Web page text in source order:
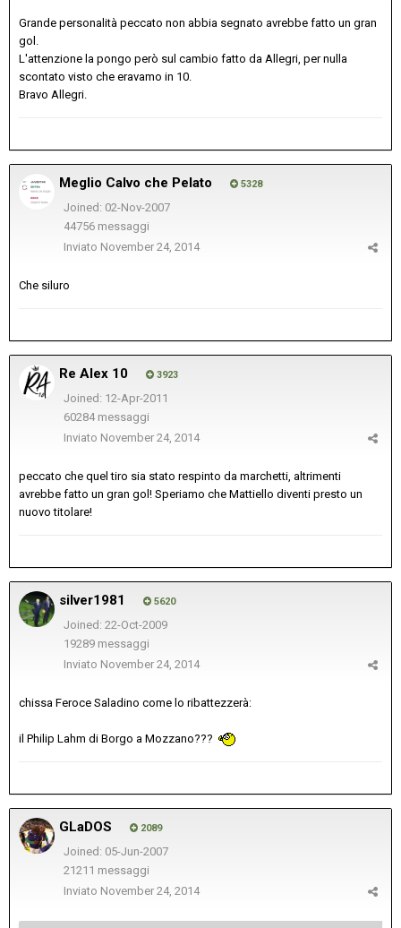
Grande personalità peccato non abbia segnato avrebbe fatto un gran
gol.
L'attenzione la pongo però sul cambio fatto da Allegri, per nulla
scontato visto che eravamo in 10.
Bravo Allegri.
Meglio Calvo che Pelato 5328
Joined: 02-Nov-2007
44756 messaggi
Inviato November 24, 2014
Che siluro
Re Alex 10 3923
Joined: 12-Apr-2011
60284 messaggi
Inviato November 24, 2014
peccato che quel tiro sia stato respinto da marchetti, altrimenti
avrebbe fatto un gran gol! Speriamo che Mattiello diventi presto un
nuovo titolare!
silver1981 5620
Joined: 22-Oct-2009
19289 messaggi
Inviato November 24, 2014
chissa Feroce Saladino come lo ribattezzerà:
il Philip Lahm di Borgo a Mozzano???
GLaDOS 2089
Joined: 05-Jun-2007
21211 messaggi
Inviato November 24, 2014